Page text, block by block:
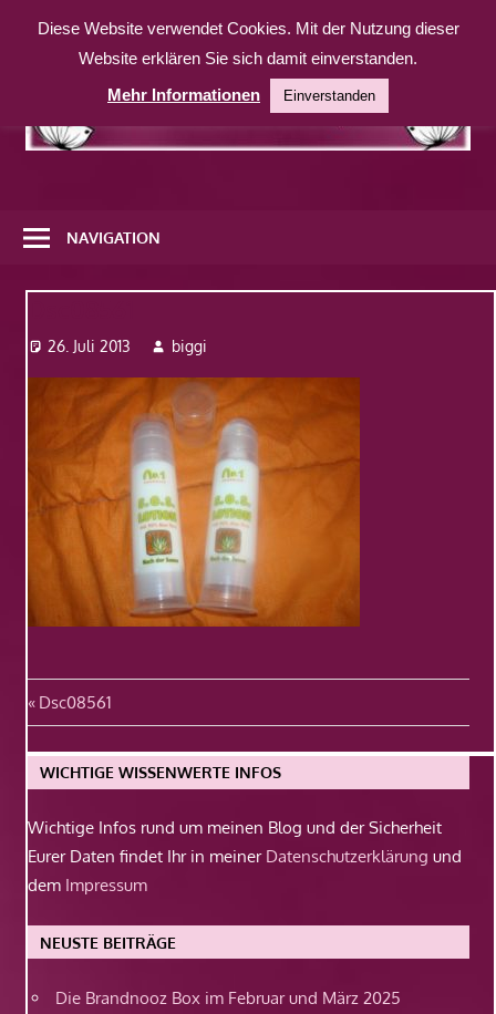
Inhalt
weitere
Website
NAVIGATION
26. Juli 2013 biggi
Beitragsnavigation
Vorheriger
Beitrag:
Dsc08561
WICHTIGE WISSENWERTE INFOS
Wichtige Infos rund um meinen Blog und der Sicherheit
Eurer Daten findet Ihr in meiner Datenschutzerklärung und
dem Impressum
NEUSTE BEITRÄGE
Die Brandnooz Box im Februar und März 2025
Diese Website verwendet Cookies. Mit der Nutzung dieser
Website erklären Sie sich damit einverstanden.
Mehr Informationen
Einverstanden